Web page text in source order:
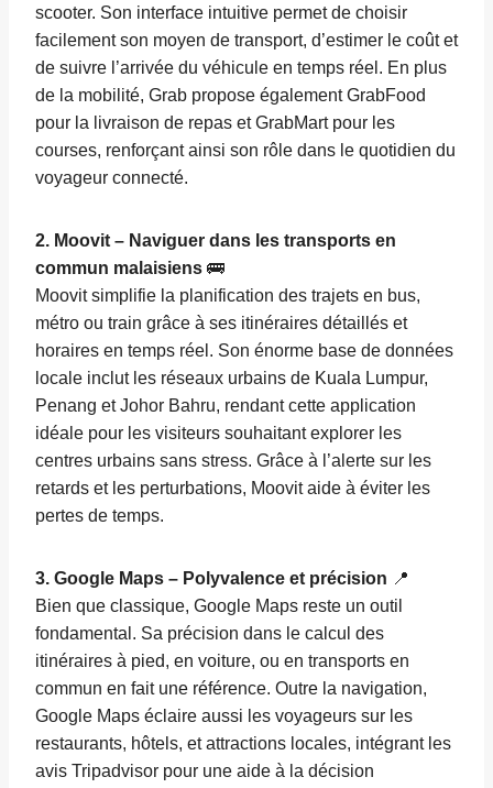
scooter. Son interface intuitive permet de choisir
facilement son moyen de transport, d’estimer le coût et
de suivre l’arrivée du véhicule en temps réel. En plus
de la mobilité, Grab propose également GrabFood
pour la livraison de repas et GrabMart pour les
courses, renforçant ainsi son rôle dans le quotidien du
voyageur connecté.
2. Moovit – Naviguer dans les transports en
commun malaisiens 🚌
Moovit simplifie la planification des trajets en bus,
métro ou train grâce à ses itinéraires détaillés et
horaires en temps réel. Son énorme base de données
locale inclut les réseaux urbains de Kuala Lumpur,
Penang et Johor Bahru, rendant cette application
idéale pour les visiteurs souhaitant explorer les
centres urbains sans stress. Grâce à l’alerte sur les
retards et les perturbations, Moovit aide à éviter les
pertes de temps.
3. Google Maps – Polyvalence et précision 📍
Bien que classique, Google Maps reste un outil
fondamental. Sa précision dans le calcul des
itinéraires à pied, en voiture, ou en transports en
commun en fait une référence. Outre la navigation,
Google Maps éclaire aussi les voyageurs sur les
restaurants, hôtels, et attractions locales, intégrant les
avis Tripadvisor pour une aide à la décision